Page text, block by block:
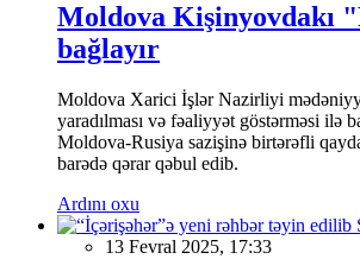
Moldova Kişinyovdakı
bağlayır
Moldova Xarici İşlər Nazirliyi
yaradılması və fəaliyyət göstərməsi ilə
Moldova-Rusiya sazişinə birtərəfli
barədə qərar qəbul edib.
Ardını oxu
13 Fevral 2025, 17:33